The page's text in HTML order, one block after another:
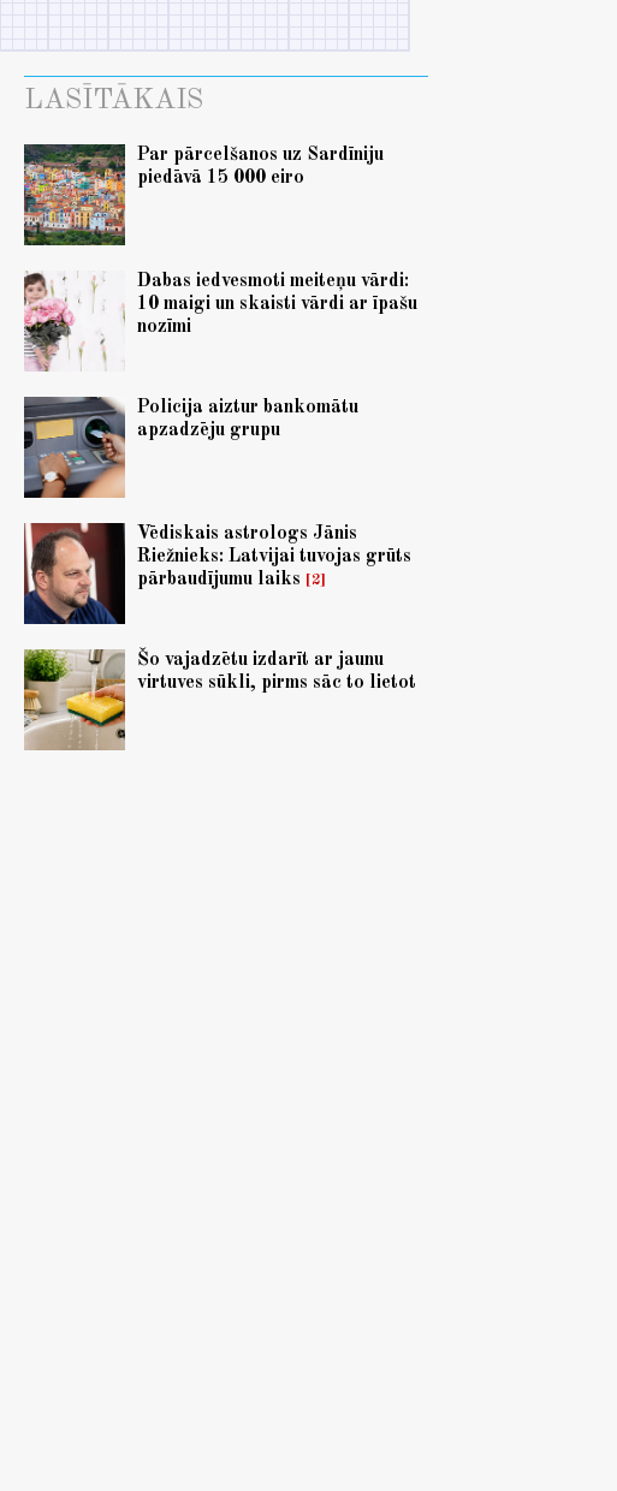
LASĪTĀKAIS
Par pārcelšanos uz Sardīniju
piedāvā 15 000 eiro
Dabas iedvesmoti meiteņu vārdi:
10 maigi un skaisti vārdi ar īpašu
nozīmi
Policija aiztur bankomātu
apzadzēju grupu
Vēdiskais astrologs Jānis
Riežnieks: Latvijai tuvojas grūts
pārbaudījumu laiks
2
Šo vajadzētu izdarīt ar jaunu
virtuves sūkli, pirms sāc to lietot